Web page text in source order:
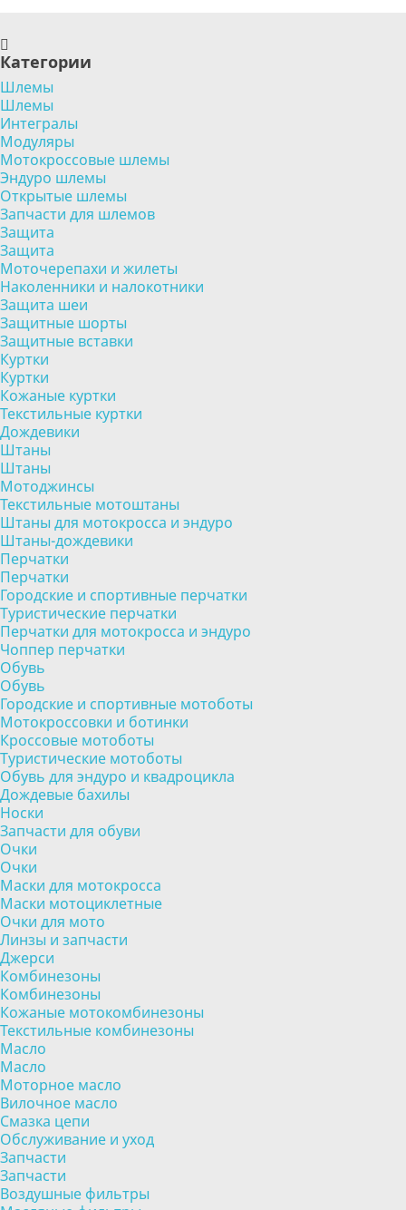
Категории
Шлемы
Шлемы
Интегралы
Модуляры
Мотокроссовые шлемы
Эндуро шлемы
Открытые шлемы
Запчасти для шлемов
Защита
Защита
Моточерепахи и жилеты
Наколенники и налокотники
Защита шеи
Защитные шорты
Защитные вставки
Куртки
Куртки
Кожаные куртки
Текстильные куртки
Дождевики
Штаны
Штаны
Мотоджинсы
Текстильные мотоштаны
Штаны для мотокросса и эндуро
Штаны-дождевики
Перчатки
Перчатки
Городские и спортивные перчатки
Туристические перчатки
Перчатки для мотокросса и эндуро
Чоппер перчатки
Обувь
Обувь
Городские и спортивные мотоботы
Мотокроссовки и ботинки
Кроссовые мотоботы
Туристические мотоботы
Обувь для эндуро и квадроцикла
Дождевые бахилы
Носки
Запчасти для обуви
Очки
Очки
Маски для мотокросса
Маски мотоциклетные
Очки для мото
Линзы и запчасти
Джерси
Комбинезоны
Комбинезоны
Кожаные мотокомбинезоны
Текстильные комбинезоны
Масло
Масло
Моторное масло
Вилочное масло
Смазка цепи
Обслуживание и уход
Запчасти
Запчасти
Воздушные фильтры